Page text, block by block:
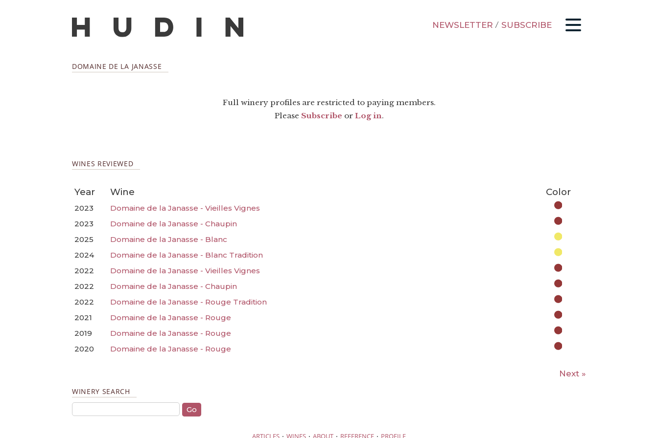
NEWSLETTER / SUBSCRIBE
DOMAINE DE LA JANASSE
Full winery profiles are restricted to paying members.
Please Subscribe or Log in.
WINES REVIEWED
Year Wine Color
2023
Domaine de la Janasse - Vieilles Vignes
2023
Domaine de la Janasse - Chaupin
2025
Domaine de la Janasse - Blanc
2024
Domaine de la Janasse - Blanc Tradition
2022
Domaine de la Janasse - Vieilles Vignes
2022
Domaine de la Janasse - Chaupin
2022
Domaine de la Janasse - Rouge Tradition
2021
Domaine de la Janasse - Rouge
2019
Domaine de la Janasse - Rouge
2020
Domaine de la Janasse - Rouge
Next »
WINERY SEARCH
ARTICLES · WINES · ABOUT · REFERENCE · PROFILE